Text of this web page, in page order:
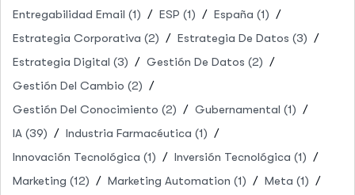
Entregabilidad Email (1) ESP (1) España (1)
Estrategia Corporativa (2) Estrategia De Datos (3)
Estrategia Digital (3) Gestión De Datos (2)
Gestión Del Cambio (2)
Gestión Del Conocimiento (2) Gubernamental (1)
IA (39) Industria Farmacéutica (1)
Innovación Tecnológica (1) Inversión Tecnológica (1)
Marketing (12) Marketing Automation (1) Meta (1)